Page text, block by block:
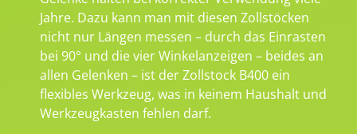
Jahre. Dazu kann man mit diesen Zollstöcken
nicht nur Längen messen – durch das Einrasten
bei 90° und die vier Winkelanzeigen – beides an
allen Gelenken – ist der Zollstock B400 ein
flexibles Werkzeug, was in keinem Haushalt und
Werkzeugkasten fehlen darf.